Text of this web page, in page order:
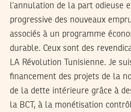
l’annulation de la part odieuse
progressive des nouveaux
associés à un programme
durable. Ceux sont des
LA Révolution Tunisienne. Je
financement des projets de la
de la dette intérieure grâce à
la BCT, à la monétisation